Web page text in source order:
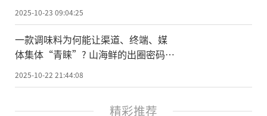
2025-10-23 09:04:25
一款调味料为何能让渠道、终端、媒
体集体“青睐”? 山海鲜的出圈密码藏
在这四个维度里
2025-10-22 21:44:08
精彩推荐